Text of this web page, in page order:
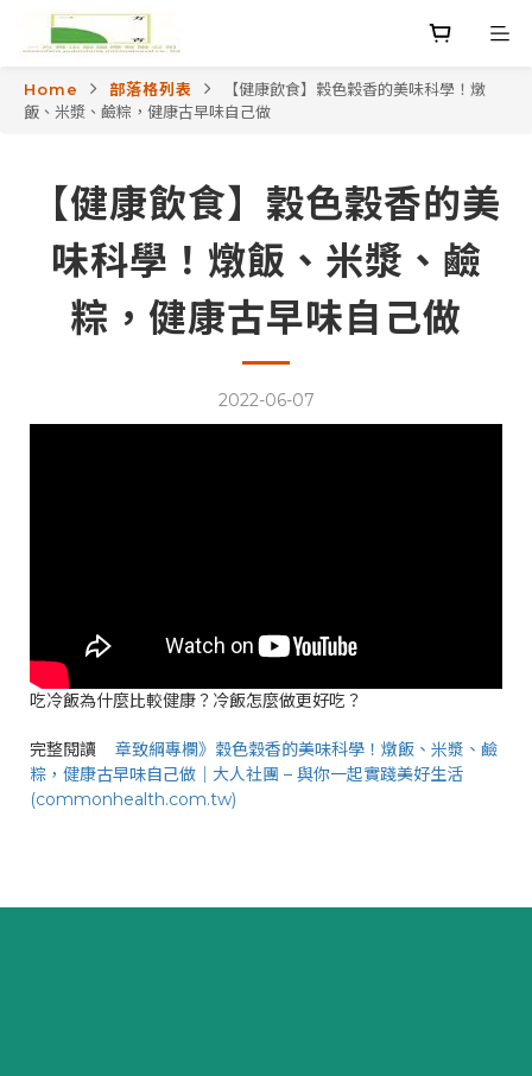
Home 部落格列表
【健康飲食】穀色穀香的美味科學！燉
飯、米漿、鹼粽，健康古早味自己做
【健康飲食】穀色穀香的美
味科學！燉飯、米漿、鹼
粽，健康古早味自己做
2022-06-07
吃冷飯為什麼比較健康？冷飯怎麼做更好吃？
完整閱讀 章致綱專欄》穀色穀香的美味科學！燉飯、米漿、鹼
粽，健康古早味自己做｜大人社團 – 與你一起實踐美好生活
(commonhealth.com.tw)